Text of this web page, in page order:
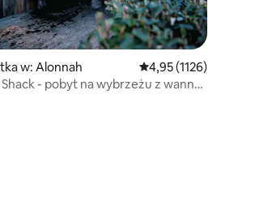
na 5, liczba recenzji: 290
w: Alonnah Średnia ocena: 4,95 na
4,95 (1126)
- pobyt na wybrzeżu z wanną